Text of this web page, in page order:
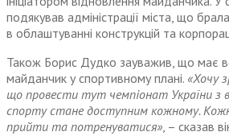
подякував адміністрації міста, що
в облаштуванні конструкцій та
Також Борис Дудко зауважив, що має
майданчик у спортивному плані. «Хочу
що провести тут чемпіонат України з
спорту стане доступним кожному.
прийти та потренуватися», – сказав